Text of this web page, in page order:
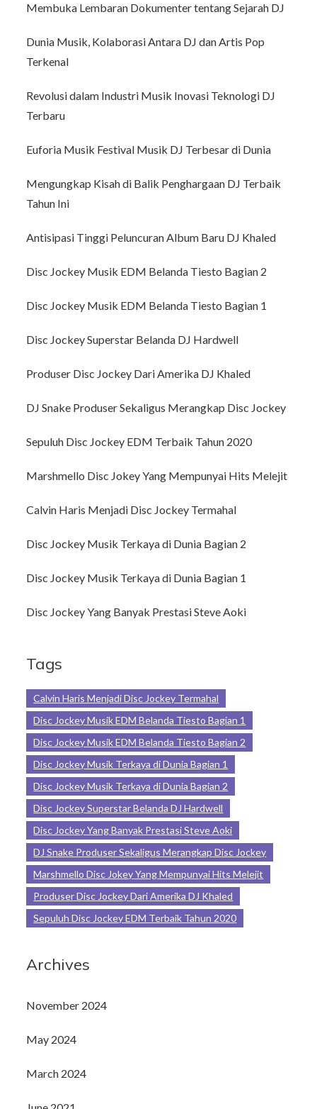
Membuka Lembaran Dokumenter tentang Sejarah DJ
Dunia Musik, Kolaborasi Antara DJ dan Artis Pop
Terkenal
Revolusi dalam Industri Musik Inovasi Teknologi DJ
Terbaru
Euforia Musik Festival Musik DJ Terbesar di Dunia
Mengungkap Kisah di Balik Penghargaan DJ Terbaik
Tahun Ini
Antisipasi Tinggi Peluncuran Album Baru DJ Khaled
Disc Jockey Musik EDM Belanda Tiesto Bagian 2
Disc Jockey Musik EDM Belanda Tiesto Bagian 1
Disc Jockey Superstar Belanda DJ Hardwell
Produser Disc Jockey Dari Amerika DJ Khaled
DJ Snake Produser Sekaligus Merangkap Disc Jockey
Sepuluh Disc Jockey EDM Terbaik Tahun 2020
Marshmello Disc Jokey Yang Mempunyai Hits Melejit
Calvin Haris Menjadi Disc Jockey Termahal
Disc Jockey Musik Terkaya di Dunia Bagian 2
Disc Jockey Musik Terkaya di Dunia Bagian 1
Disc Jockey Yang Banyak Prestasi Steve Aoki
Tags
Calvin Haris Menjadi Disc Jockey Termahal
Disc Jockey Musik EDM Belanda Tiesto Bagian 1
Disc Jockey Musik EDM Belanda Tiesto Bagian 2
Disc Jockey Musik Terkaya di Dunia Bagian 1
Disc Jockey Musik Terkaya di Dunia Bagian 2
Disc Jockey Superstar Belanda DJ Hardwell
Disc Jockey Yang Banyak Prestasi Steve Aoki
DJ Snake Produser Sekaligus Merangkap Disc Jockey
Marshmello Disc Jokey Yang Mempunyai Hits Melejit
Produser Disc Jockey Dari Amerika DJ Khaled
Sepuluh Disc Jockey EDM Terbaik Tahun 2020
Archives
November 2024
May 2024
March 2024